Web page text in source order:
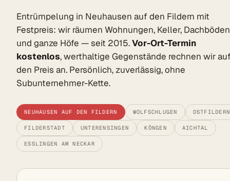
Entrümpelung in Neuhausen auf den Fildern mit
Festpreis: wir räumen Wohnungen, Keller, Dachböden
und ganze Höfe — seit 2015.Vor-Ort-Termin
kostenlos, werthaltige Gegenstände rechnen wir
den Preis an. Persönlich, zuverlässig, ohne
Subunternehmer-Kette.
NEUHAUSEN AUF DEN FILDERN WOLFSCHLUGEN OSTFILDERN
FILDERSTADT UNTERENSINGEN KÖNGEN AICHTAL
ESSLINGEN AM NECKAR